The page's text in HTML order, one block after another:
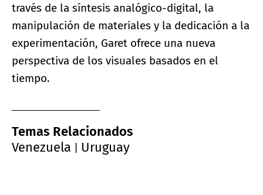
través de la síntesis analógico-digital, la
manipulación de materiales y la dedicación a la
experimentación, Garet ofrece una nueva
perspectiva de los visuales basados en el
tiempo.
Temas Relacionados
Venezuela
Uruguay